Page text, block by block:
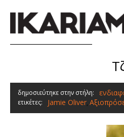
δημοσιεύτηκε στην στήλη:
ετικέτες: Jamie Oliver,